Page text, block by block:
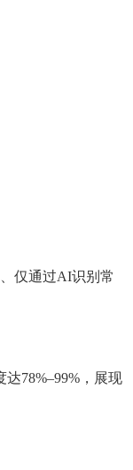
仅通过AI识别常
达78%–99% ，展现